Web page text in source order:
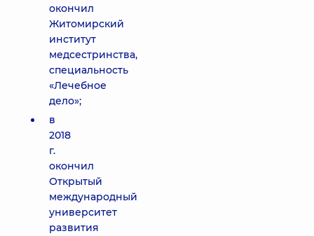
окончил
Житомирский
институт
медсестринства,
специальность
«Лечебное
дело»;
в
2018
г.
окончил
Открытый
международный
университет
развития